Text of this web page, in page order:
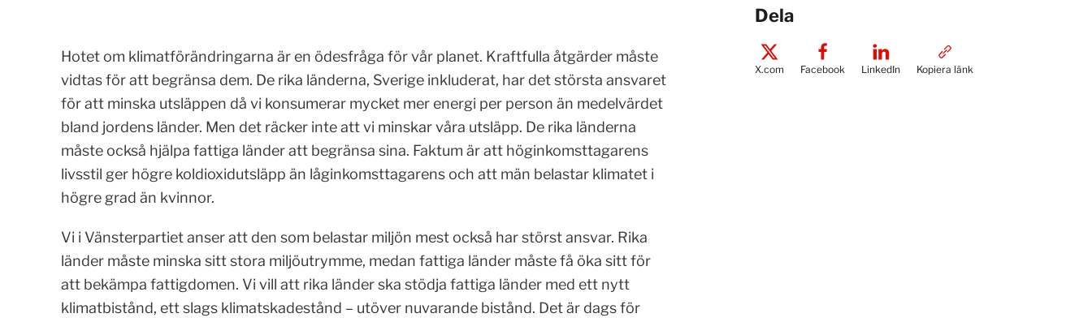
Hotet om klimatförändringarna är en ödesfråga för vår planet. Kraftfulla åtgärder måste
vidtas för att begränsa dem. De rika länderna, Sverige inkluderat, har det största ansvaret
för att minska utsläppen då vi konsumerar mycket mer energi per person än medelvärdet
bland jordens länder. Men det räcker inte att vi minskar våra utsläpp. De rika länderna
måste också hjälpa fattiga länder att begränsa sina. Faktum är att höginkomsttagarens
livsstil ger högre koldioxidutsläpp än låginkomsttagarens och att män belastar klimatet i
högre grad än kvinnor.
Vi i Vänsterpartiet anser att den som belastar miljön mest också har störst ansvar. Rika
länder måste minska sitt stora miljöutrymme, medan fattiga länder måste få öka sitt för
att bekämpa fattigdomen. Vi vill att rika länder ska stödja fattiga länder med ett nytt
klimatbistånd, ett slags klimatskadestånd – utöver nuvarande bistånd. Det är dags för
Dela
X.com Facebook LinkedIn Kopiera länk